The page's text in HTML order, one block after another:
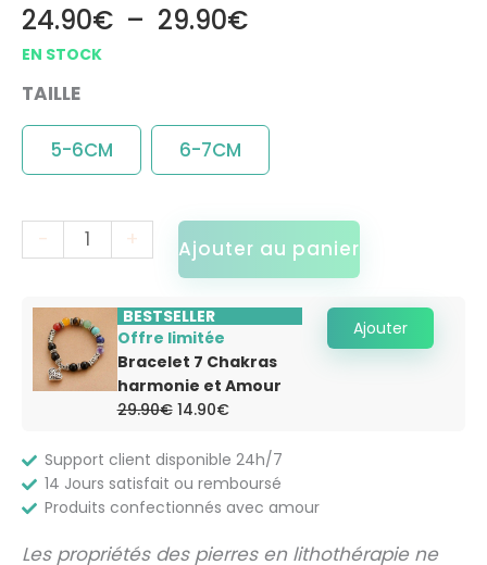
24.90€ – 29.90€
TAILLE
5-6CM 6-7CM
- + Ajouter au panier
BESTSELLER
Offre limitée
Bracelet 7 Chakras
harmonie et Amour
29.90€ Le
prix
était :
29.90€.
14.90€Le
prix
est :
14.90€.
Ajouter
Support client disponible 24h/7
14 Jours satisfait ou remboursé
Produits confectionnés avec amour
Les propriétés des pierres en lithothérapie ne